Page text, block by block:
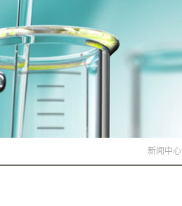
新闻中心